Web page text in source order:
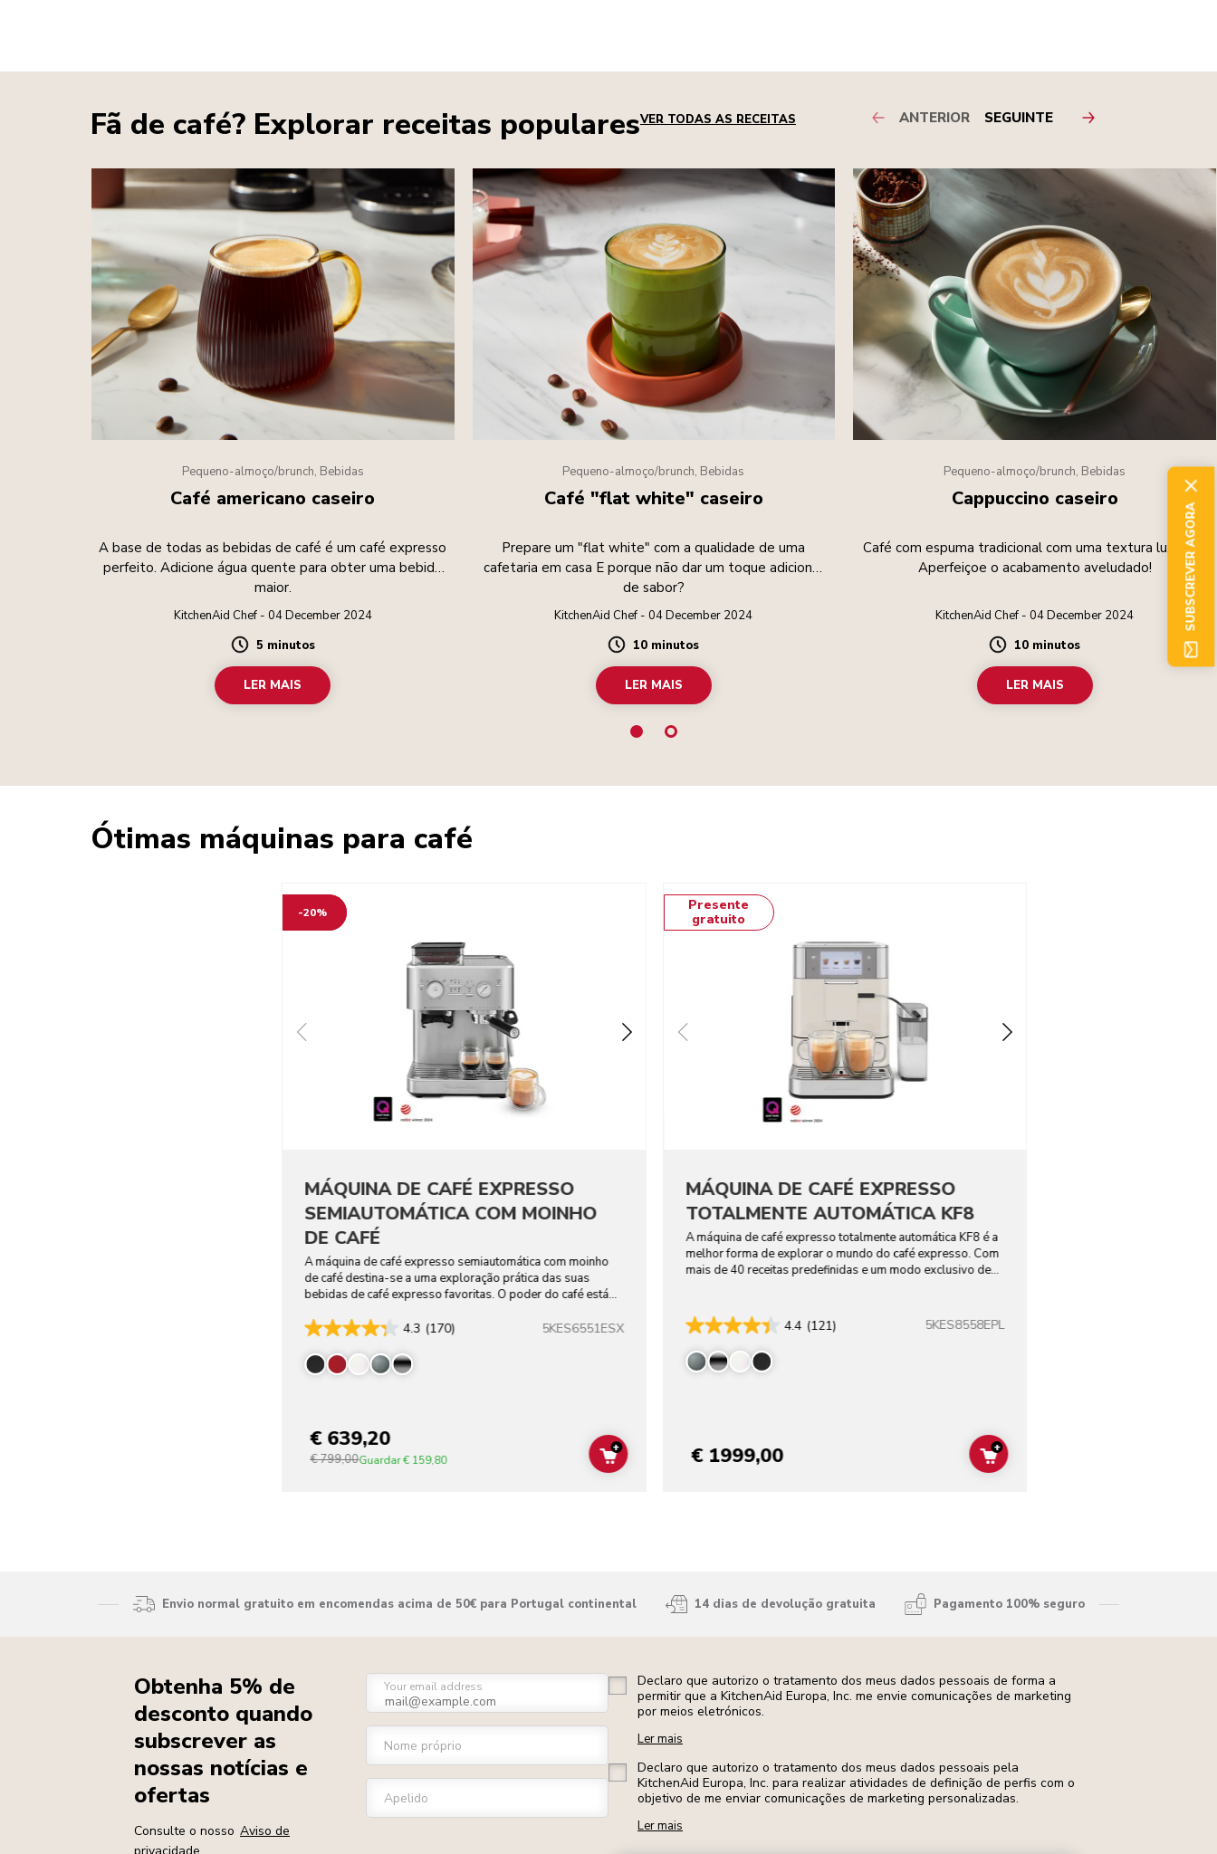
Fã de café? Explorar receitas popularesVER TODAS AS RECEITAS ANTERIOR SEGUINTE
Pequeno-almoço/brunch, Bebidas
Café americano caseiro
A base de todas as bebidas de café é um café expresso
perfeito. Adicione água quente para obter uma bebida
maior.
KitchenAid Chef - 04 December 2024
Duration
5 minutos
LER MAIS
Pequeno-almoço/brunch, Bebidas
Café "flat white" caseiro
Prepare um "flat white" com a qualidade de uma
cafetaria em casa E porque não dar um toque adicional
de sabor?
KitchenAid Chef - 04 December 2024
Duration
10 minutos
LER MAIS
Pequeno-almoço/brunch, Bebidas
Cappuccino caseiro
Café com espuma tradicional com uma textura luxuosa.
Aperfeiçoe o acabamento aveludado!
KitchenAid Chef - 04 December 2024
Duration
10 minutos
LER MAIS
Ótimas máquinas para café
-20%
MÁQUINA DE CAFÉ EXPRESSO
SEMIAUTOMÁTICA COM MOINHO
DE CAFÉ
A máquina de café expresso semiautomática com moinho
de café destina-se a uma exploração prática das suas
bebidas de café expresso favoritas. O poder do café está
4.3 (170) 5KES6551ESX
€ 639,20
€ 799,00Guardar€ 159,80 ADD TO CART
+
Presente
gratuito
MÁQUINA DE CAFÉ EXPRESSO
TOTALMENTE AUTOMÁTICA KF8
A máquina de café expresso totalmente automática KF8 é a
melhor forma de explorar o mundo do café expresso. Com
mais de 40 receitas predefinidas e um modo exclusivo de
4.4 (121) 5KES8558EPL
€ 1999,00 ADD TO CART
+
Envio normal gratuito em encomendas acima de 50€ para Portugal continental 14 dias de devolução gratuita Pagamento 100% seguro
Obtenha 5% de
desconto quando
subscrever as
nossas notícias e
ofertas
Consulte o nosso Aviso de
Your email address
Nome próprio
Apelido
Declaro que autorizo o tratamento dos meus dados pessoais de forma a
permitir que a KitchenAid Europa, Inc. me envie comunicações de marketing
por meios eletrónicos.
Ler mais
Declaro que autorizo o tratamento dos meus dados pessoais pela
KitchenAid Europa, Inc. para realizar atividades de definição de perfis com o
objetivo de me enviar comunicações de marketing personalizadas.
Ler mais
SUBSCREVER AGORA